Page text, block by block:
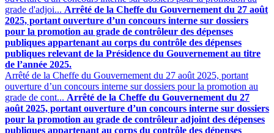
grade d'adjoi... Arrêté de la Cheffe du Gouvernement du 27 août
2025, portant ouverture d’un concours interne sur dossiers
pour la promotion au grade de contrôleur des dépenses
publiques appartenant au corps du contrôle des dépenses
publiques relevant de la Présidence du Gouvernement au titre
de l’année 2025.
Arrêté de la Cheffe du Gouvernement du 27 août 2025, portant
ouverture d’un concours interne sur dossiers pour la promotion au
grade de cont... Arrêté de la Cheffe du Gouvernement du 27
août 2025, portant ouverture d’un concours interne sur dossiers
pour la promotion au grade de contrôleur adjoint des dépenses
publiques appartenant au corps du contrôle des dépenses